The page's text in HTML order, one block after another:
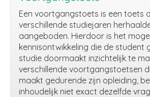
Een voortgangstoets is een toets
verschillende studiejaren
aangeboden. Hierdoor is het
kennisontwikkeling die de student
studie doormaakt inzichtelijk te
verschillende voortgangstoetsen
maakt gedurende zijn opleiding,
inhoudelijk niet exact dezelfde